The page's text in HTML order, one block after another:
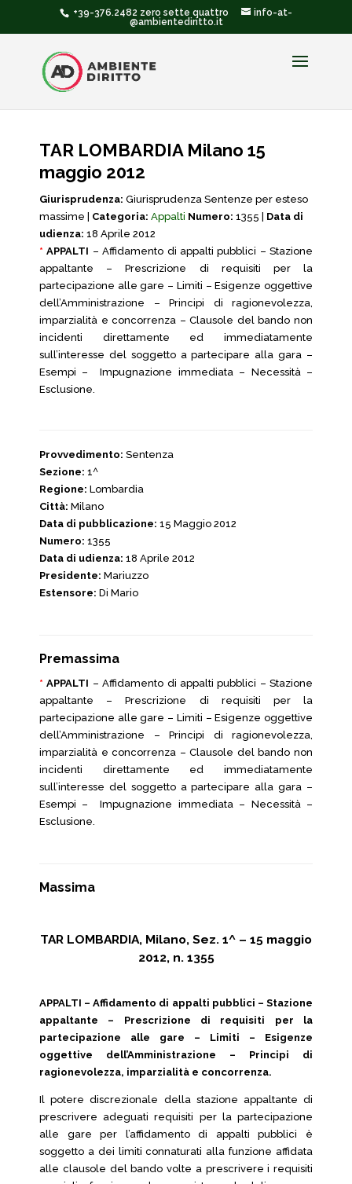
+39-376.2482 zero sette quattro
info-at-
@ambientediritto.it
TAR LOMBARDIA Milano 15
maggio 2012
Giurisprudenza: Giurisprudenza Sentenze per esteso
massime | Categoria: Appalti Numero: 1355 | Data di
udienza: 18 Aprile 2012
*APPALTI – Affidamento di appalti pubblici – Stazione
appaltante – Prescrizione di requisiti per la
partecipazione alle gare – Limiti – Esigenze oggettive
dell’Amministrazione – Principi di ragionevolezza,
imparzialità e concorrenza – Clausole del bando non
incidenti direttamente ed immediatamente
sull’interesse del soggetto a partecipare alla gara –
Esempi – Impugnazione immediata – Necessità –
Esclusione.
Provvedimento: Sentenza
Sezione: 1^
Regione: Lombardia
Città: Milano
Data di pubblicazione: 15 Maggio 2012
Numero: 1355
Data di udienza: 18 Aprile 2012
Presidente: Mariuzzo
Estensore: Di Mario
Premassima
*APPALTI – Affidamento di appalti pubblici – Stazione
appaltante – Prescrizione di requisiti per la
partecipazione alle gare – Limiti – Esigenze oggettive
dell’Amministrazione – Principi di ragionevolezza,
imparzialità e concorrenza – Clausole del bando non
incidenti direttamente ed immediatamente
sull’interesse del soggetto a partecipare alla gara –
Esempi – Impugnazione immediata – Necessità –
Esclusione.
Massima
TAR LOMBARDIA, Milano, Sez. 1^ – 15 maggio
2012, n. 1355
APPALTI – Affidamento di appalti pubblici – Stazione
appaltante – Prescrizione di requisiti per la
partecipazione alle gare – Limiti – Esigenze
oggettive dell’Amministrazione – Principi di
ragionevolezza, imparzialità e concorrenza.
Il potere discrezionale della stazione appaltante di
prescrivere adeguati requisiti per la partecipazione
alle gare per l’affidamento di appalti pubblici è
soggetto a dei limiti connaturati alla funzione affidata
alle clausole del bando volte a prescrivere i requisiti